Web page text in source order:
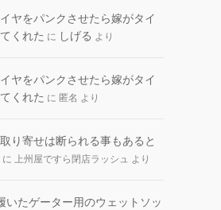
ヤをパンクさせたら嫁がタイ
くれた に しげる より
ヤをパンクさせたら嫁がタイ
くれた に 匿名 より
り寄せは断られる事もあると
に 上州屋ですら閉店ラッシュ より
いたゲーター用のウェットソッ